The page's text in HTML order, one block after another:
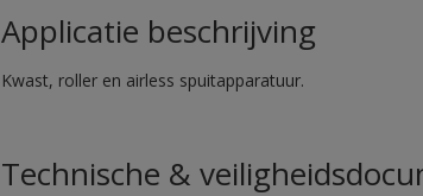
Applicatie beschrijving
Kwast, roller en airless spuitapparatuur.
Technische &